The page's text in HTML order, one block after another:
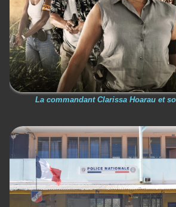
La commandant Clarissa Hoarau et